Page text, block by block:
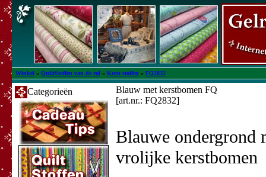
Winkel » QuiltStoffen van de rol » Kerst stoffen » FQ2832
Categorieën
Blauw met kerstbomen FQ
[art.nr.: FQ2832]
Blauwe ondergrond
vrolijke kerstbomen